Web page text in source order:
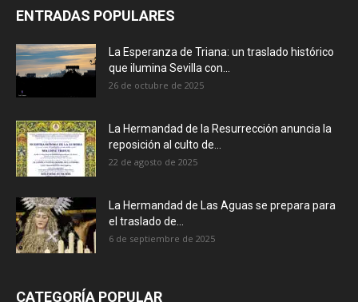
ENTRADAS POPULARES
La Esperanza de Triana: un traslado histórico
que ilumina Sevilla con...
26 de octubre de 2025
La Hermandad de la Resurrección anuncia la
reposición al culto de...
22 de agosto de 2025
La Hermandad de Las Aguas se prepara para
el traslado de...
6 de septiembre de 2025
CATEGORÍA POPULAR